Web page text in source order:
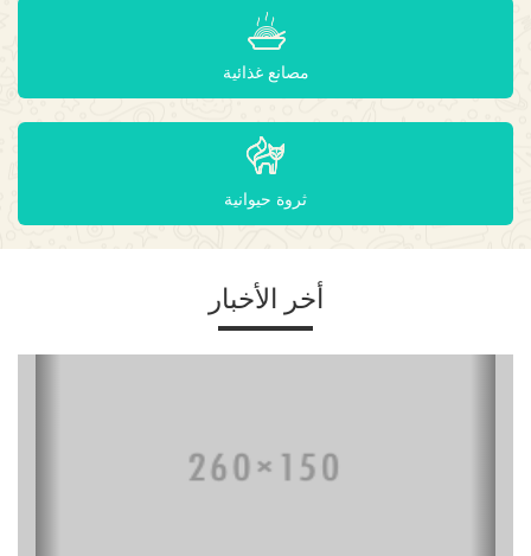
مصانع غذائية
ثروة حيوانية
أخر الأخبار